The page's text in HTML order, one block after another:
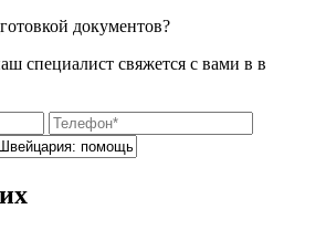
документов?
специалист свяжется с вами в в